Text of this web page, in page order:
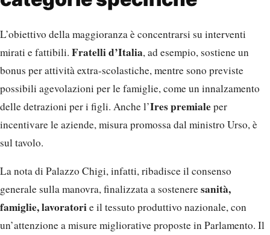
L’obiettivo della maggioranza è concentrarsi su interventi
mirati e fattibili. Fratelli d’Italia, ad esempio, sostiene un
bonus per attività extra-scolastiche, mentre sono previste
possibili agevolazioni per le famiglie, come un innalzamento
delle detrazioni per i figli. Anche l’Ires premialeper
incentivare le aziende, misura promossa dal ministro Urso, è
sul tavolo.
La nota di Palazzo Chigi, infatti, ribadisce il consenso
generale sulla manovra, finalizzata a sosteneresanità,
famiglie, lavoratorie il tessuto produttivo nazionale, con
un’attenzione a misure migliorative proposte in Parlamento. Il